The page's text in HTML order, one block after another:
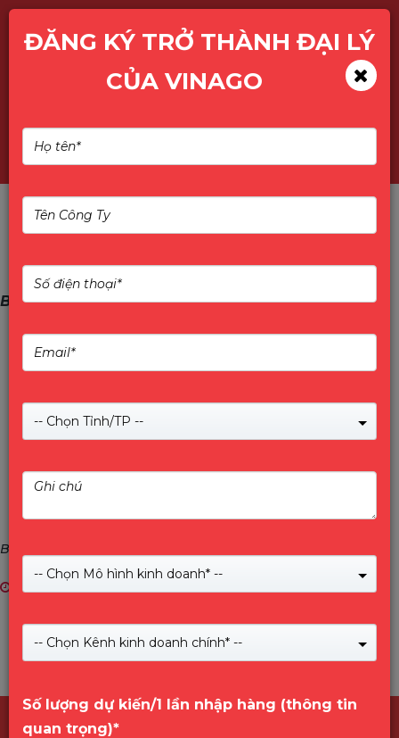
BIOSTAR - Bo Mạch Chủ Đài Loan
BIOSTAR - Bo Mạch Chủ Đài Loan
10/08/2024
ĐĂNG KÝ TRỞ THÀNH ĐẠI LÝ
CỦA VINAGO
-- Chọn Tỉnh/TP --
-- Chọn Mô hình kinh doanh* --
-- Chọn Kênh kinh doanh chính* --
Số lượng dự kiến/1 lần nhập hàng (thông tin
quan trọng)*